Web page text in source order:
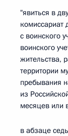
"явиться в
комиссариат
с воинского
воинского
жительства,
территории
пребывания
из
месяцев или
в абзаце